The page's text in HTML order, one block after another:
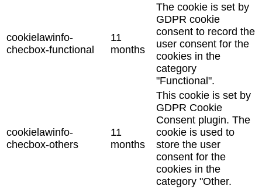
cookielawinfo-
checbox-functional
11
months
The cookie is set by
GDPR cookie
consent to record the
user consent for the
cookies in the
category
"Functional".
cookielawinfo-
checbox-others
11
months
This cookie is set by
GDPR Cookie
Consent plugin. The
cookie is used to
store the user
consent for the
cookies in the
category "Other.